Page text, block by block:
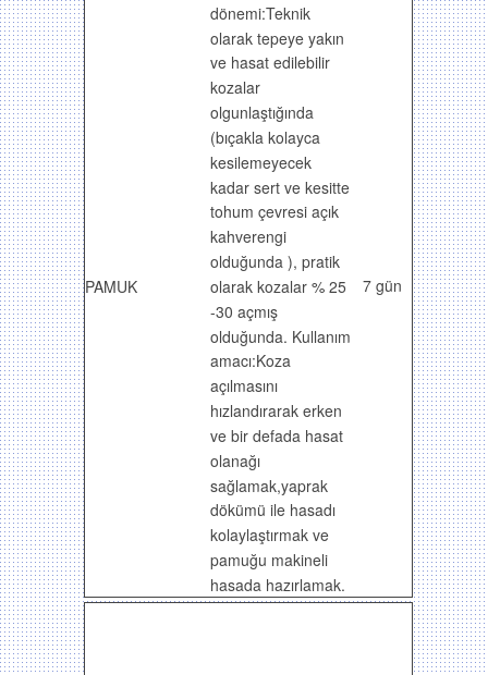
PAMUK
dönemi:Teknik
olarak tepeye yakın
ve hasat edilebilir
kozalar
olgunlaştığında
(bıçakla kolayca
kesilemeyecek
kadar sert ve kesitte
tohum çevresi açık
kahverengi
olduğunda ), pratik
olarak kozalar % 25
-30 açmış
olduğunda. Kullanım
amacı:Koza
açılmasını
hızlandırarak erken
ve bir defada hasat
olanağı
sağlamak,yaprak
dökümü ile hasadı
kolaylaştırmak ve
pamuğu makineli
hasada hazırlamak.
7 gün